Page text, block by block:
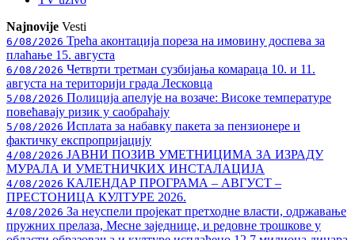
Najnovije Vesti
6/08/2026 Трећа аконтација пореза на имовину доспева за
плаћање 15. августа
6/08/2026 Четврти третман сузбијања комараца 10. и 11.
августа на територији града Лесковца
5/08/2026 Полиција апелује на возаче: Високе температуре
повећавају ризик у саобраћају
5/08/2026 Исплата за набавку пакета за пензионере и
фактичку експропријацију
4/08/2026 ЈАВНИ ПОЗИВ УМЕТНИЦИМА ЗА ИЗРАДУ
МУРАЛА И УМЕТНИЧКИХ ИНСТАЛАЦИЈА
4/08/2026 КАЛЕНДАР ПРОГРАМА – АВГУСТ –
ПРЕСТОНИЦА КУЛТУРЕ 2026.
4/08/2026 За неуспели пројекат претходне власти, одржавање
пружних прелаза, Месне заједнице, и редовне трошкове у